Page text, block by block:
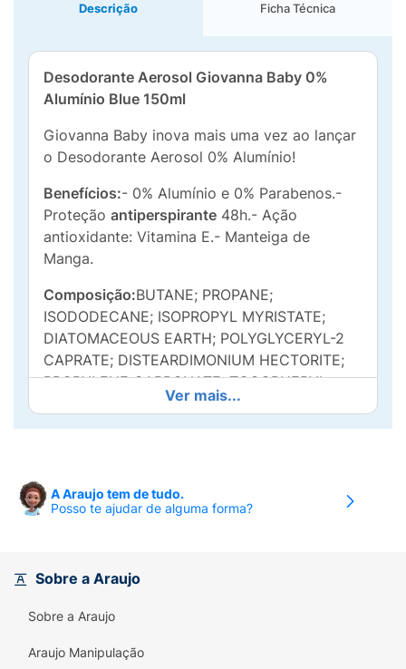
Descrição Ficha Técnica
Desodorante Aerosol Giovanna Baby 0%
Alumínio Blue 150ml
Giovanna Baby inova mais uma vez ao lançar
o Desodorante Aerosol 0% Alumínio!
Benefícios:- 0% Alumínio e 0% Parabenos.-
Proteção antiperspirante 48h.- Ação
antioxidante: Vitamina E.- Manteiga de
Manga.
Composição:BUTANE; PROPANE;
ISODODECANE; ISOPROPYL MYRISTATE;
DIATOMACEOUS EARTH; POLYGLYCERYL-2
CAPRATE; DISTEARDIMONIUM HECTORITE;
PROPYLENE CARBONATE; TOCOPHERYL
ACETATE; GLYCINE SOJA OIL; GOSSYPIUM
HERBACEUM SEED OIL; MANGIFERA INDICA
AMYGDALUS DULCIS OIL; THEOBROMA
CACAO SEED BUTTER; TOCOPHEROL;
ISOMETHYL IONONE; LIMONENE; LINALOOL
Modo de usar:
alumínio, sem parabenos, sem álcool, com
Ver mais...
A Araujo tem de tudo.
Posso te ajudar de alguma forma?
Sobre a Araujo
Sobre a Araujo
Araujo Manipulação